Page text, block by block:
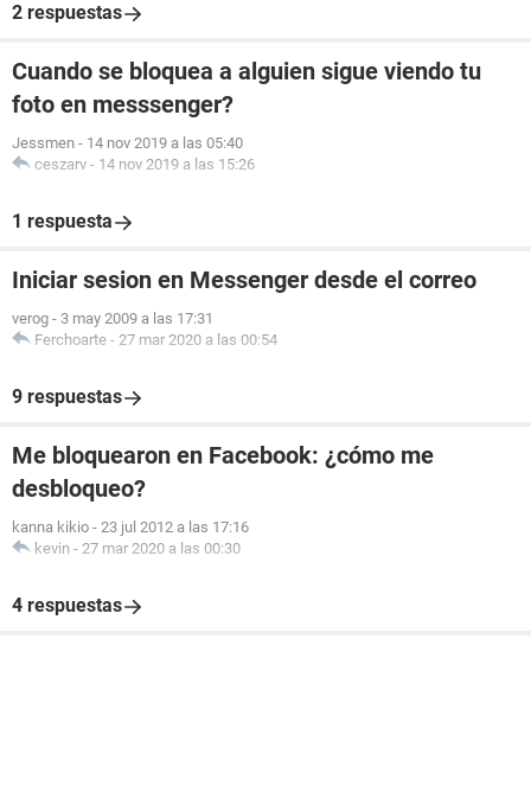
2 respuestas
Cuando se bloquea a alguien sigue viendo tu
foto en messsenger?
Jessmen - 14 nov 2019 a las 05:40
ceszarv - 14 nov 2019 a las 15:26
1 respuesta
Iniciar sesion en Messenger desde el correo
verog - 3 may 2009 a las 17:31
Ferchoarte - 27 mar 2020 a las 00:54
9 respuestas
Me bloquearon en Facebook: ¿cómo me
desbloqueo?
kanna kikio - 23 jul 2012 a las 17:16
kevin - 27 mar 2020 a las 00:30
4 respuestas